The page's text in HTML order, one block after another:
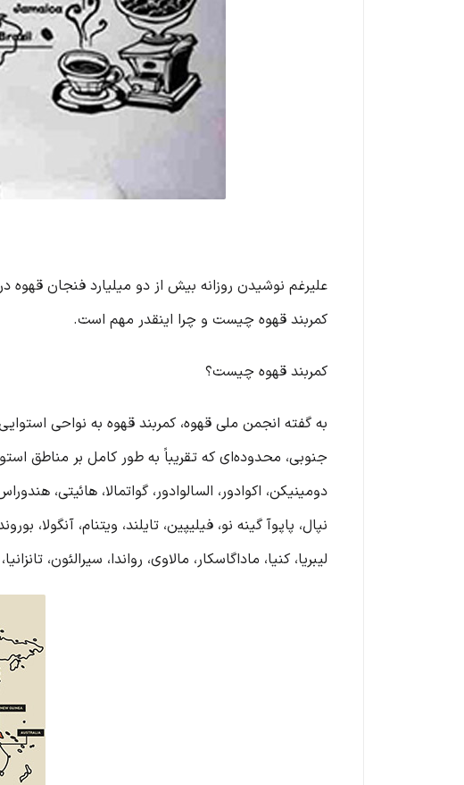
علیرغم نوشیدن روزانه بیش از دو میلیارد فنجان قهوه
کمربند قهوه چیست و چرا اینقدر مهم است.
کمربند قهوه چیست؟
جنوبی، محدوده‌ای که تقریباً به طور کامل بر مناطق
دومینیکن، اکوادور، السالوادور، گواتمالا، هائیتی،
نپال، پاپوآ گینه نو، فیلیپین، تایلند، ویتنام،
لیبریا، کنیا، ماداگاسکار، مالاوی، رواندا، سیرالئون،